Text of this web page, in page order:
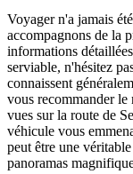
Voyager n'a jamais
accompagnons de la
informations
serviable, n'hésitez
connaissent
vous recommander
vues sur la route de
véhicule vous
peut être une
panoramas